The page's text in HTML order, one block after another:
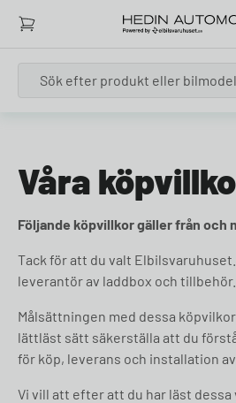
Våra
Följande köpvillkor gäller från och
Tack för att du valt
leverantör av laddbox och tillbehör.
Målsättningen med dessa
lättläst sätt säkerställa att du
för köp, leverans och installation
Vi vill att efter att du har läst dessa